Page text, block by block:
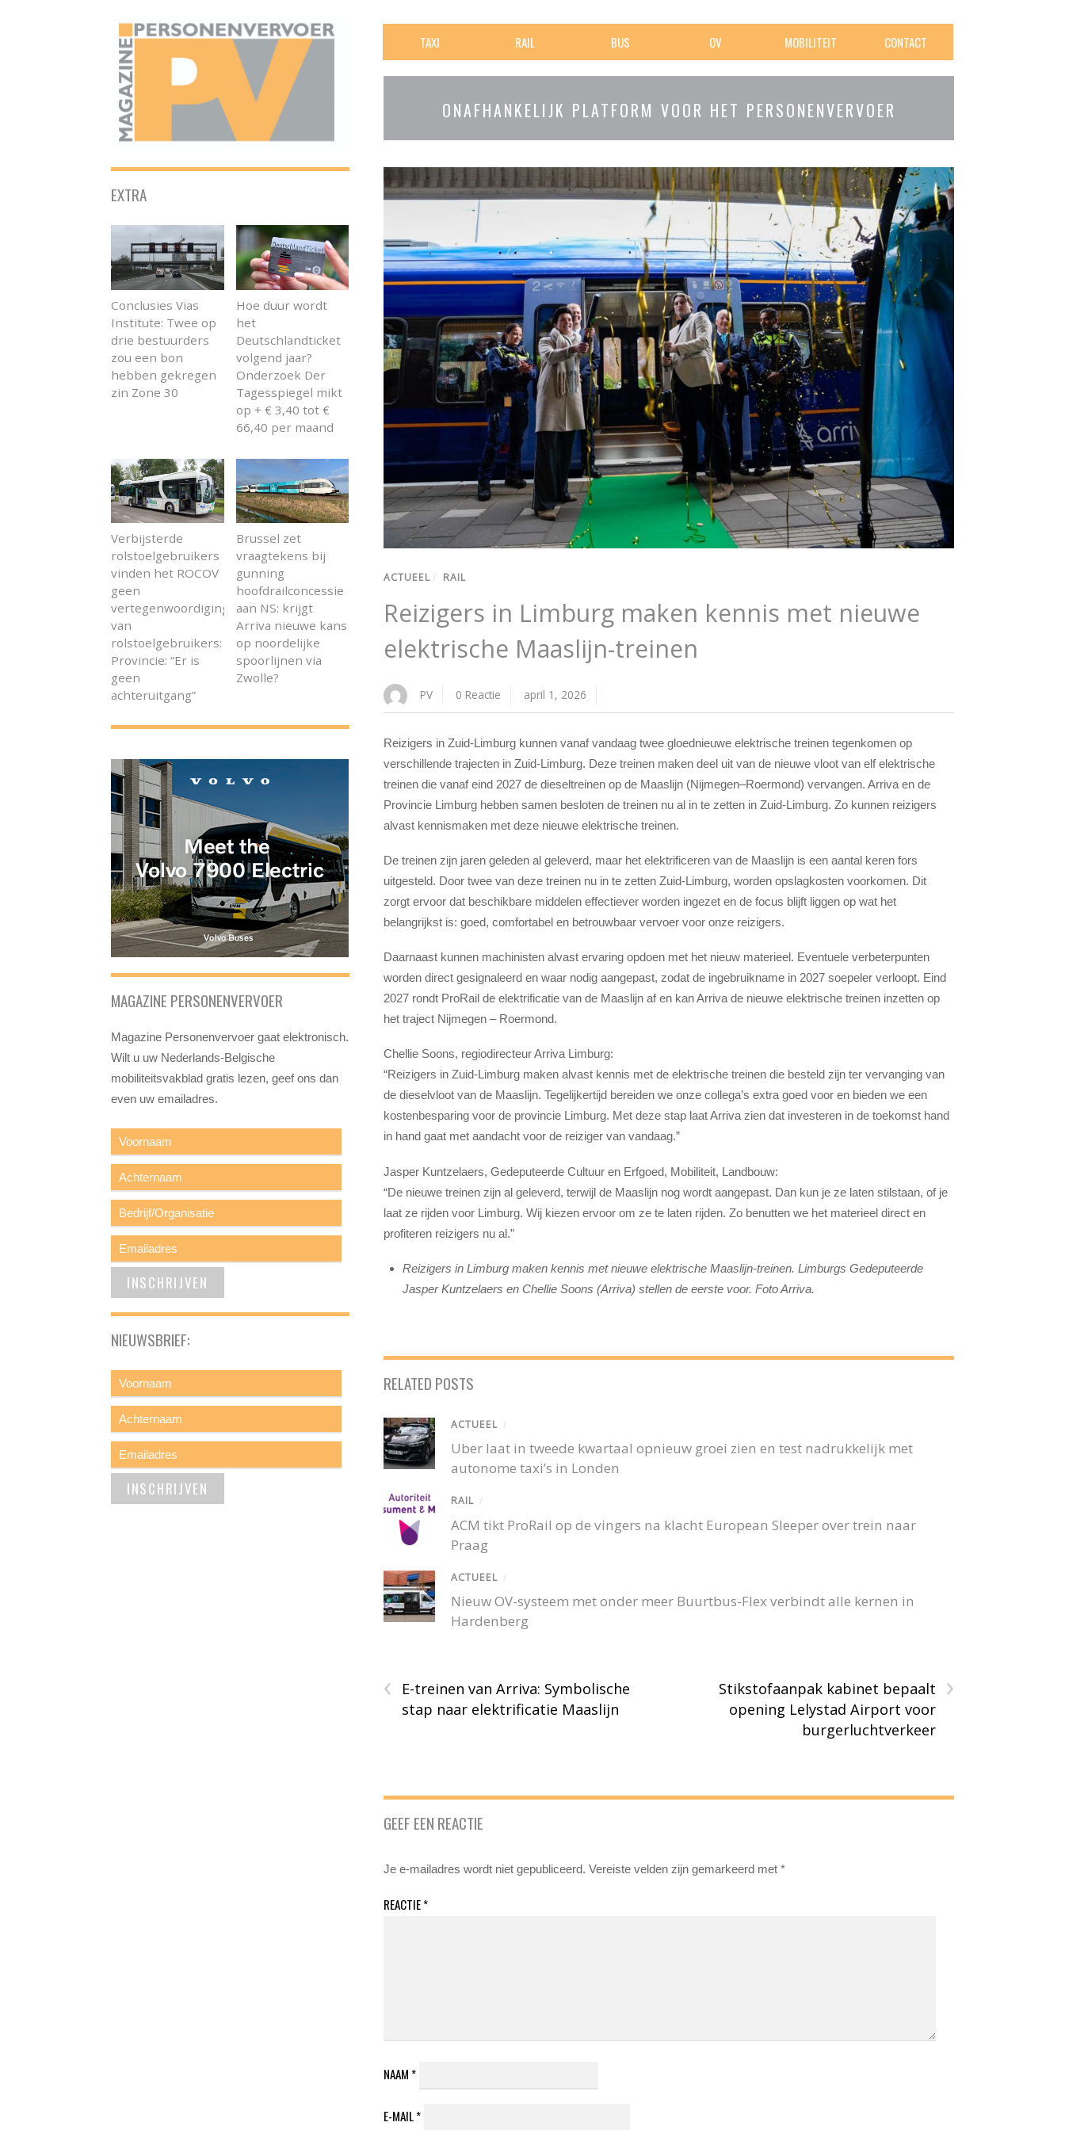
TAXI RAIL BUS OV MOBILITEIT CONTACT
ONAFHANKELIJK PLATFORM VOOR HET PERSONENVERVOER
ACTUEEL/ RAIL
Reizigers in Limburg maken kennis met nieuwe
elektrische Maaslijn-treinen
PV 0 Reactie april 1, 2026
Reizigers in Zuid-Limburg kunnen vanaf vandaag twee gloednieuwe elektrische treinen tegenkomen op
verschillende trajecten in Zuid-Limburg. Deze treinen maken deel uit van de nieuwe vloot van elf elektrische
treinen die vanaf eind 2027 de dieseltreinen op de Maaslijn (Nijmegen–Roermond) vervangen. Arriva en de
Provincie Limburg hebben samen besloten de treinen nu al in te zetten in Zuid-Limburg. Zo kunnen reizigers
alvast kennismaken met deze nieuwe elektrische treinen.
De treinen zijn jaren geleden al geleverd, maar het elektrificeren van de Maaslijn is een aantal keren fors
uitgesteld. Door twee van deze treinen nu in te zetten Zuid-Limburg, worden opslagkosten voorkomen. Dit
zorgt ervoor dat beschikbare middelen effectiever worden ingezet en de focus blijft liggen op wat het
belangrijkst is: goed, comfortabel en betrouwbaar vervoer voor onze reizigers.
Daarnaast kunnen machinisten alvast ervaring opdoen met het nieuw materieel. Eventuele verbeterpunten
worden direct gesignaleerd en waar nodig aangepast, zodat de ingebruikname in 2027 soepeler verloopt. Eind
2027 rondt ProRail de elektrificatie van de Maaslijn af en kan Arriva de nieuwe elektrische treinen inzetten op
het traject Nijmegen – Roermond.
Chellie Soons, regiodirecteur Arriva Limburg:
“Reizigers in Zuid-Limburg maken alvast kennis met de elektrische treinen die besteld zijn ter vervanging van
de dieselvloot van de Maaslijn. Tegelijkertijd bereiden we onze collega’s extra goed voor en bieden we een
kostenbesparing voor de provincie Limburg. Met deze stap laat Arriva zien dat investeren in de toekomst hand
in hand gaat met aandacht voor de reiziger van vandaag.”
Jasper Kuntzelaers, Gedeputeerde Cultuur en Erfgoed, Mobiliteit, Landbouw:
“De nieuwe treinen zijn al geleverd, terwijl de Maaslijn nog wordt aangepast. Dan kun je ze laten stilstaan, of je
laat ze rijden voor Limburg. Wij kiezen ervoor om ze te laten rijden. Zo benutten we het materieel direct en
profiteren reizigers nu al.”
Reizigers in Limburg maken kennis met nieuwe elektrische Maaslijn-treinen. Limburgs Gedeputeerde
Jasper Kuntzelaers en Chellie Soons (Arriva) stellen de eerste voor. Foto Arriva.
RELATED POSTS
ACTUEEL /
Uber laat in tweede kwartaal opnieuw groei zien en test nadrukkelijk met
autonome taxi’s in Londen
RAIL /
ACM tikt ProRail op de vingers na klacht European Sleeper over trein naar
Praag
ACTUEEL /
Nieuw OV-systeem met onder meer Buurtbus-Flex verbindt alle kernen in
Hardenberg
‹
E-treinen van Arriva: Symbolische
stap naar elektrificatie Maaslijn
›
Stikstofaanpak kabinet bepaalt
opening Lelystad Airport voor
burgerluchtverkeer
GEEF EEN REACTIE
Je e-mailadres wordt niet gepubliceerd. Vereiste velden zijn gemarkeerd met*
REACTIE*
NAAM *
E-MAIL*
EXTRA
Conclusies Vias
Institute: Twee op
drie bestuurders
zou een bon
hebben gekregen
zin Zone 30
Hoe duur wordt
het
Deutschlandticket
volgend jaar?
Onderzoek Der
Tagesspiegel mikt
op + € 3,40 tot €
66,40 per maand
Verbijsterde
rolstoelgebruikers
vinden het ROCOV
geen
vertegenwoordiging
van
rolstoelgebruikers:
Provincie: “Er is
geen
achteruitgang”
Brussel zet
vraagtekens bij
gunning
hoofdrailconcessie
aan NS: krijgt
Arriva nieuwe kans
op noordelijke
spoorlijnen via
Zwolle?
MAGAZINE PERSONENVERVOER
Magazine Personenvervoer gaat elektronisch.
Wilt u uw Nederlands-Belgische
mobiliteitsvakblad gratis lezen, geef ons dan
even uw emailadres.
NIEUWSBRIEF: